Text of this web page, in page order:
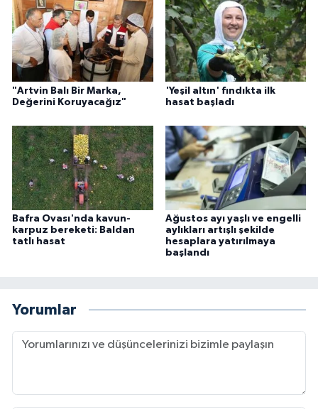
"Artvin Balı Bir Marka,
Değerini Koruyacağız"
'Yeşil altın' fındıkta ilk
hasat başladı
Bafra Ovası'nda kavun-
karpuz bereketi: Baldan
tatlı hasat
Ağustos ayı yaşlı ve engelli
aylıkları artışlı şekilde
hesaplara yatırılmaya
başlandı
Yorumlar